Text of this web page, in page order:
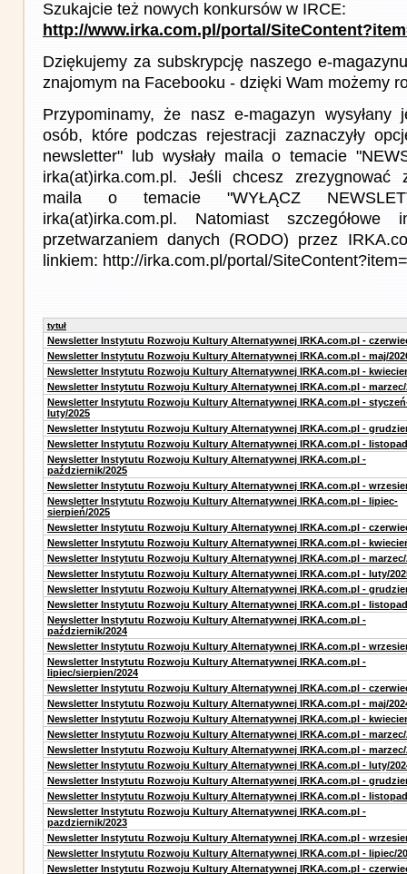
Szukajcie też nowych konkursów w IRCE:
http://www.irka.com.pl/portal/
Dziękujemy za subskrypcję naszego e-
znajomym na Facebooku - dzięki Wam możemy
Przypominamy, że nasz e-magazyn
osób, które podczas rejestracji zaznaczyły
newsletter" lub wysłały maila o temacie
irka(at)irka.com.pl. Jeśli chcesz zrezygnować
maila o temacie "WYŁĄCZ
irka(at)irka.com.pl. Natomiast szczegółowe
przetwarzaniem danych (RODO) przez
linkiem: http://irka.com.pl/portal/
tytuł
Newsletter Instytutu Rozwoju Kultury Alternatywnej IRKA.com.pl -
Newsletter Instytutu Rozwoju Kultury Alternatywnej IRKA.com.pl - maj/
Newsletter Instytutu Rozwoju Kultury Alternatywnej IRKA.com.pl -
Newsletter Instytutu Rozwoju Kultury Alternatywnej IRKA.com.pl - marzec/
Newsletter Instytutu Rozwoju Kultury Alternatywnej IRKA.com.pl -
luty/2025
Newsletter Instytutu Rozwoju Kultury Alternatywnej IRKA.com.pl -
Newsletter Instytutu Rozwoju Kultury Alternatywnej IRKA.com.pl -
Newsletter Instytutu Rozwoju Kultury Alternatywnej IRKA.com.pl -
październik/2025
Newsletter Instytutu Rozwoju Kultury Alternatywnej IRKA.com.pl -
Newsletter Instytutu Rozwoju Kultury Alternatywnej IRKA.com.pl - lipiec-
sierpień/2025
Newsletter Instytutu Rozwoju Kultury Alternatywnej IRKA.com.pl -
Newsletter Instytutu Rozwoju Kultury Alternatywnej IRKA.com.pl -
Newsletter Instytutu Rozwoju Kultury Alternatywnej IRKA.com.pl - marzec/
Newsletter Instytutu Rozwoju Kultury Alternatywnej IRKA.com.pl - luty/
Newsletter Instytutu Rozwoju Kultury Alternatywnej IRKA.com.pl -
Newsletter Instytutu Rozwoju Kultury Alternatywnej IRKA.com.pl -
Newsletter Instytutu Rozwoju Kultury Alternatywnej IRKA.com.pl -
październik/2024
Newsletter Instytutu Rozwoju Kultury Alternatywnej IRKA.com.pl -
Newsletter Instytutu Rozwoju Kultury Alternatywnej IRKA.com.pl -
lipiec/sierpien/2024
Newsletter Instytutu Rozwoju Kultury Alternatywnej IRKA.com.pl -
Newsletter Instytutu Rozwoju Kultury Alternatywnej IRKA.com.pl - maj/
Newsletter Instytutu Rozwoju Kultury Alternatywnej IRKA.com.pl -
Newsletter Instytutu Rozwoju Kultury Alternatywnej IRKA.com.pl - marzec/
Newsletter Instytutu Rozwoju Kultury Alternatywnej IRKA.com.pl - marzec/
Newsletter Instytutu Rozwoju Kultury Alternatywnej IRKA.com.pl - luty/
Newsletter Instytutu Rozwoju Kultury Alternatywnej IRKA.com.pl -
Newsletter Instytutu Rozwoju Kultury Alternatywnej IRKA.com.pl -
Newsletter Instytutu Rozwoju Kultury Alternatywnej IRKA.com.pl -
pazdziernik/2023
Newsletter Instytutu Rozwoju Kultury Alternatywnej IRKA.com.pl -
Newsletter Instytutu Rozwoju Kultury Alternatywnej IRKA.com.pl - lipiec/
Newsletter Instytutu Rozwoju Kultury Alternatywnej IRKA.com.pl -